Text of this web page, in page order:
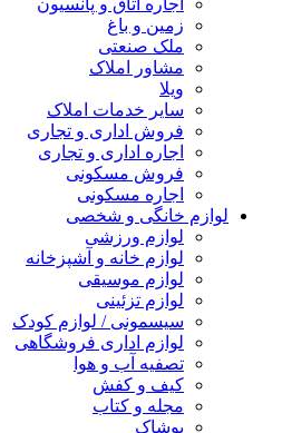
اجاره اتاق و پانسیون
زمین و باغ
ملک صنعتی
مشاور املاک
ویلا
سایر خدمات املاک
فروش اداری و تجاری
اجاره اداری و تجاری
فروش مسکونی
اجاره مسکونی
لوازم خانگی و شخصی
لوازم ورزشی
لوازم خانه و آشپزخانه
لوازم موسیقی
لوازم تزئینی
سیسمونی / لوازم کودک
لوازم اداری فروشگاهی
تصفیه آب و هوا
کیف و کفش
مجله و کتاب
پوشاک